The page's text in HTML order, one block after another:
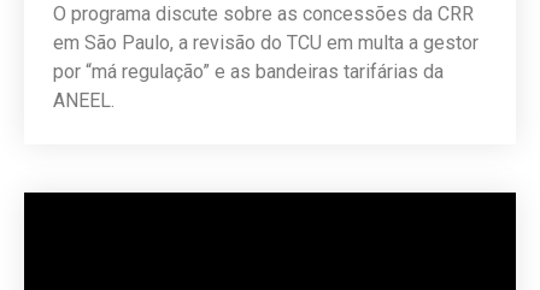
O programa discute sobre as concessões da CRR
em São Paulo, a revisão do TCU em multa a gestor
por “má regulação” e as bandeiras tarifárias da
ANEEL.